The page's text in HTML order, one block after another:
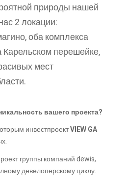
природы нашей
2 локации:
оба комплекса
Карельском перешейке,
мест
вашего проекта?
инвестпроектVIEW GA
группы компаний dewis,
девелоперскому циклу.